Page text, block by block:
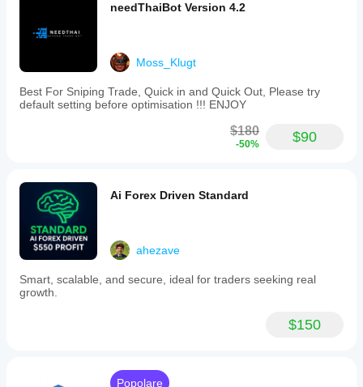
needThaiBot Version 4.2
Moss_Klugt
Best For Sniping Trade, Quick in and Quick Out, Please try
default setting before optimisation !!! ENJOY
$180
-50% $90
Ai Forex Driven Standard
ahezave
Smart, scalable, and secure, ideal for traders seeking real
growth.
$150
Popolare